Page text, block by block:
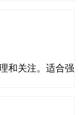
和关注。适合强